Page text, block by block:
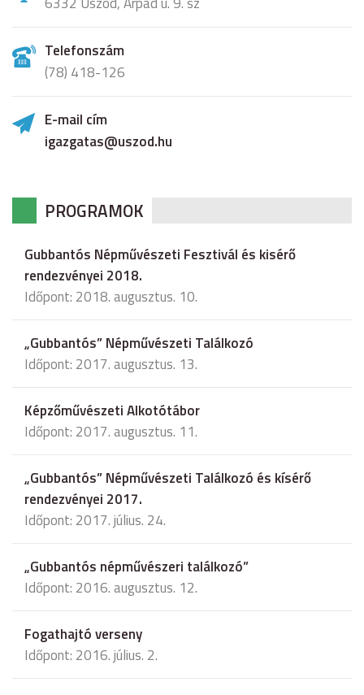
Telefonszám
(78) 418-126
E-mail cím
igazgatas@uszod.hu
PROGRAMOK
Gubbantós Népművészeti Fesztivál és kisérő
rendezvényei 2018.
Időpont: 2018. augusztus. 10.
„Gubbantós” Népművészeti Találkozó
Időpont: 2017. augusztus. 13.
Képzőművészeti Alkotótábor
Időpont: 2017. augusztus. 11.
„Gubbantós” Népművészeti Találkozó és kísérő
rendezvényei 2017.
Időpont: 2017. július. 24.
„Gubbantós népművészeri találkozó”
Időpont: 2016. augusztus. 12.
Fogathajtó verseny
Időpont: 2016. július. 2.